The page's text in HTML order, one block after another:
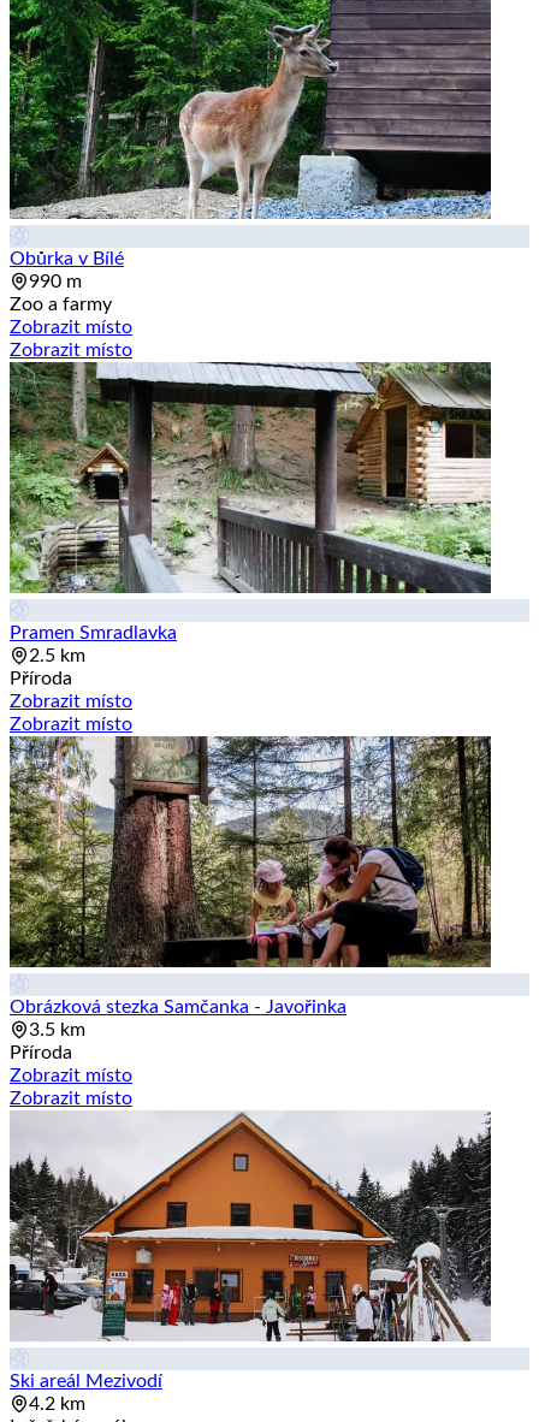
Obůrka v Bílé
990 m
Zoo a farmy
Zobrazit místo
Zobrazit místo
Pramen Smradlavka
2.5 km
Příroda
Zobrazit místo
Zobrazit místo
Obrázková stezka Samčanka - Javořinka
3.5 km
Příroda
Zobrazit místo
Zobrazit místo
Ski areál Mezivodí
4.2 km